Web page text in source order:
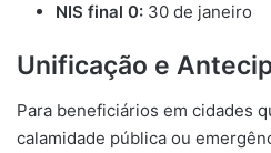
NIS final 0: 30 de janeiro
Unificação e
Para beneficiários em cidades
calamidade pública ou